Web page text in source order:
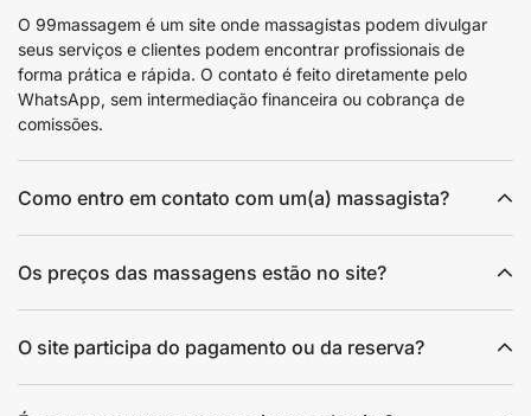
O 99massagem é um site onde massagistas podem divulgar
seus serviços e clientes podem encontrar profissionais de
forma prática e rápida. O contato é feito diretamente pelo
WhatsApp, sem intermediação financeira ou cobrança de
comissões.
Como entro em contato com um(a) massagista?
Os preços das massagens estão no site?
O site participa do pagamento ou da reserva?